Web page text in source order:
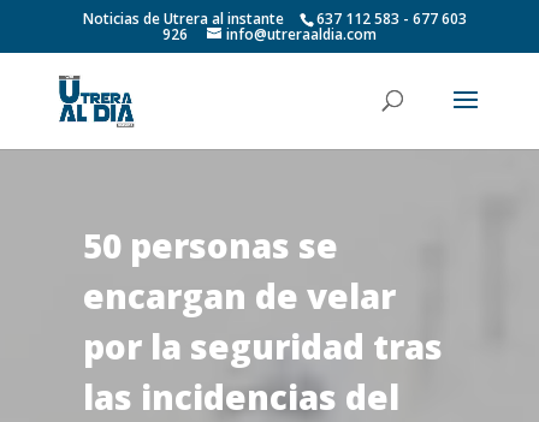
Noticias de Utrera al instante 637 112 583 - 677 603
926 info@utreraaldia.com
50 personas se
encargan de velar
por la seguridad tras
las incidencias del